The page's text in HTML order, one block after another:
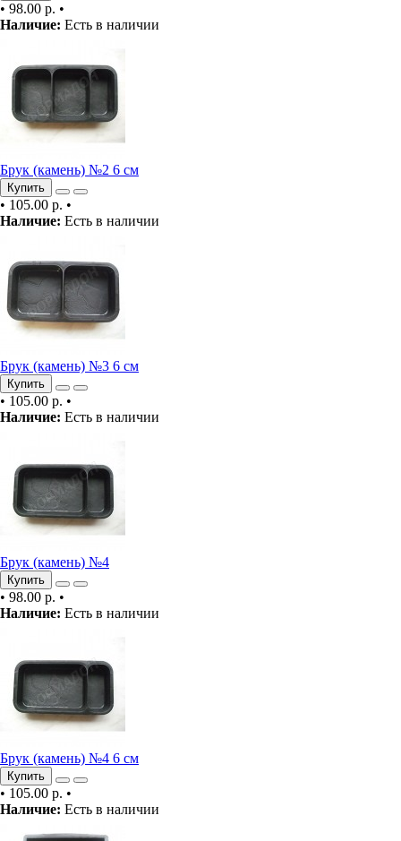
• 98.00 р. •
Наличие: Есть в наличии
Брук (камень) №2 6 см
Купить
• 105.00 р. •
Наличие: Есть в наличии
Брук (камень) №3 6 см
Купить
• 105.00 р. •
Наличие: Есть в наличии
Брук (камень) №4
Купить
• 98.00 р. •
Наличие: Есть в наличии
Брук (камень) №4 6 см
Купить
• 105.00 р. •
Наличие: Есть в наличии